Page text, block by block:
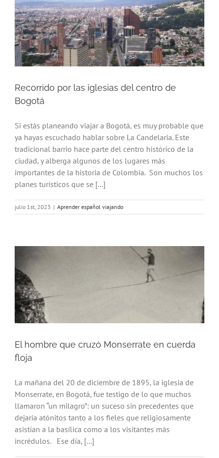
Recorrido por las iglesias del centro de
Bogotá
Si estás planeando viajar a Bogotá, es muy probable que
ya hayas escuchado hablar sobre La Candelaria. Este
tradicional barrio hace parte del centro histórico de la
ciudad, y alberga algunos de los lugares más
importantes de la historia de Colombia. Son muchos los
planes turísticos que se [...]
julio 1st, 2023 | Aprender español viajando
El hombre que cruzó Monserrate en cuerda
floja
La mañana del 20 de diciembre de 1895, la iglesia de
Monserrate, en Bogotá, fue testigo de lo que muchos
llamaron “un milagro”: un suceso sin precedentes que
dejaría atónitos tanto a los fieles que religiosamente
asistían a la basílica como a los visitantes más
incrédulos. Ese día, [...]